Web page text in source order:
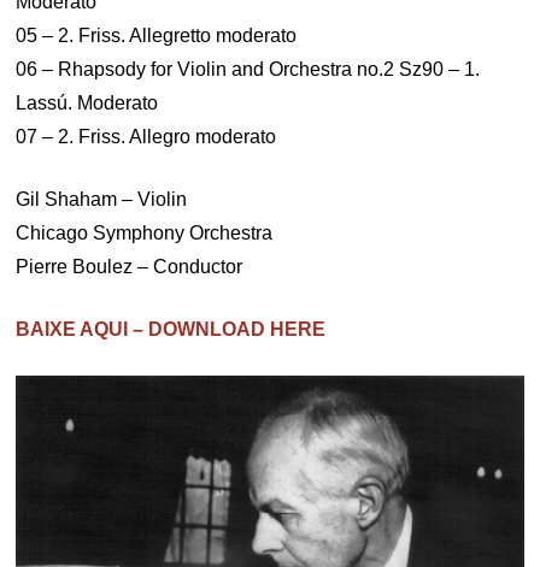
05 – 2. Friss. Allegretto moderato
06 – Rhapsody for Violin and Orchestra no.2 Sz90 – 1.
Lassú. Moderato
07 – 2. Friss. Allegro moderato
Gil Shaham – Violin
Chicago Symphony Orchestra
Pierre Boulez – Conductor
BAIXE AQUI – DOWNLOAD HERE